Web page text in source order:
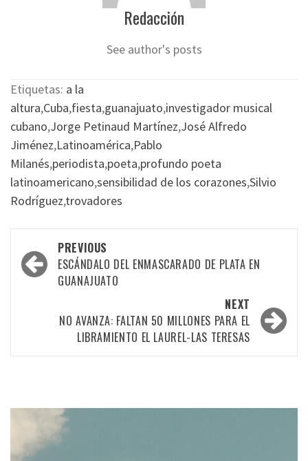
Redacción
See author's posts
Etiquetas: a la
altura,Cuba,fiesta,guanajuato,investigador musical
cubano,Jorge Petinaud Martínez,José Alfredo
Jiménez,Latinoamérica,Pablo
Milanés,periodista,poeta,profundo poeta
latinoamericano,sensibilidad de los corazones,Silvio
Rodríguez,trovadores
Post
navigation
PREVIOUS
ESCÁNDALO DEL ENMASCARADO DE PLATA EN
GUANAJUATO
NEXT
NO AVANZA: FALTAN 50 MILLONES PARA EL
LIBRAMIENTO EL LAUREL-LAS TERESAS